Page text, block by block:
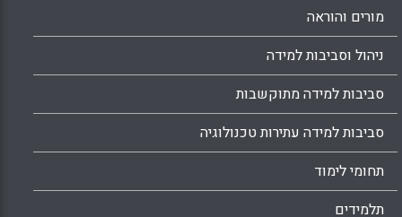
מורים והוראה
ניהול וסביבות למידה
סביבות למידה מתוקשבות
סביבות למידה עתירות טכנולוגיה
תחומי לימוד
תלמידים